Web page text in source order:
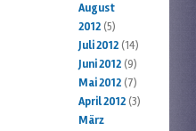
August
2012(5)
Juli 2012(14)
Juni 2012(9)
Mai 2012(7)
April 2012(3)
März